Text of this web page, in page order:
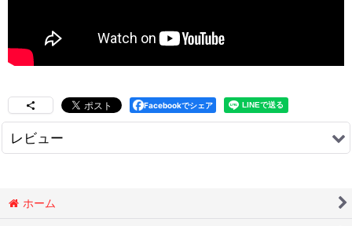
Facebookでシェア
レビュー
ホーム